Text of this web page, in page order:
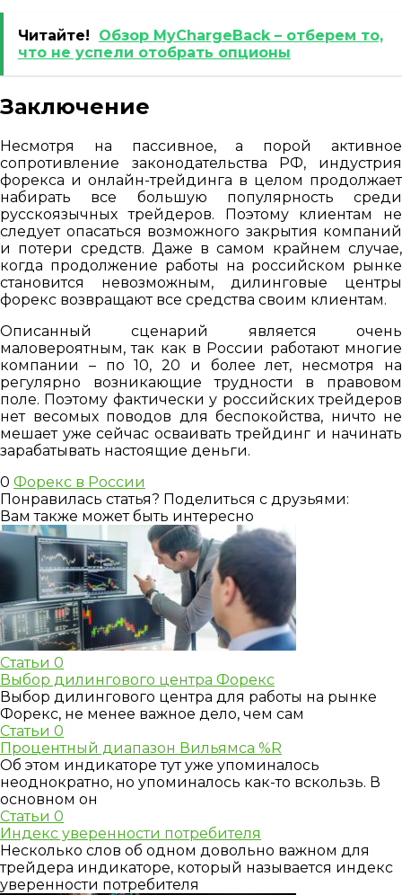
Читайте!
Обзор MyChargeBack – отберем то,
что не успели отобрать опционы
Заключение
Несмотря на пассивное, а порой активное
сопротивление законодательства РФ, индустрия
форекса и онлайн-трейдинга в целом продолжает
набирать все большую популярность среди
русскоязычных трейдеров. Поэтому клиентам не
следует опасаться возможного закрытия компаний
и потери средств. Даже в самом крайнем случае,
когда продолжение работы на российском рынке
становится невозможным, дилинговые центры
форекс возвращают все средства своим клиентам.
Описанный сценарий является очень
маловероятным, так как в России работают многие
компании – по 10, 20 и более лет, несмотря на
регулярно возникающие трудности в правовом
поле. Поэтому фактически у российских трейдеров
нет весомых поводов для беспокойства, ничто не
мешает уже сейчас осваивать трейдинг и начинать
зарабатывать настоящие деньги.
0 Форекс в России
Понравилась статья? Поделиться с друзьями:
Вам также может быть интересно
Статьи 0
Выбор дилингового центра Форекс
Выбор дилингового центра для работы на рынке
Форекс, не менее важное дело, чем сам
Статьи 0
Процентный диапазон Вильямса %R
Об этом индикаторе тут уже упоминалось
неоднократно, но упоминалось как-то вскользь. В
основном он
Статьи 0
Индекс уверенности потребителя
Несколько слов об одном довольно важном для
трейдера индикаторе, который называется индекс
уверенности потребителя